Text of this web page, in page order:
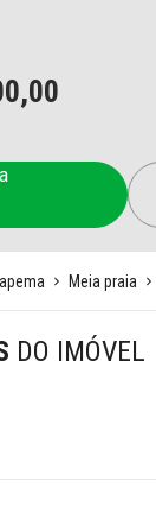
Meia praia
DO IMÓVEL